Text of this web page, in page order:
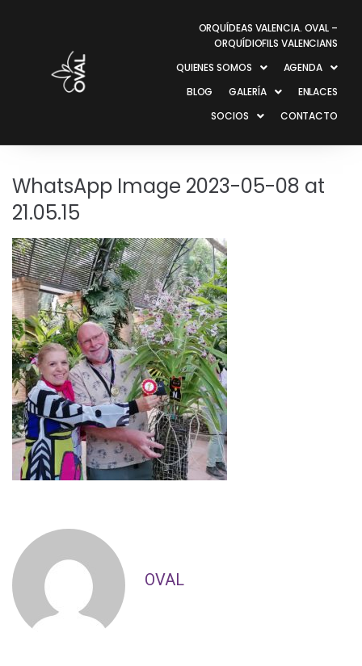
ORQUÍDEAS VALENCIA. OVAL –
ORQUÍDIOFILS VALENCIANS
QUIENES SOMOS
AGENDA
BLOG
GALERÍA
ENLACES
SOCIOS
CONTACTO
WhatsApp Image 2023-05-08 at
21.05.15
OVAL